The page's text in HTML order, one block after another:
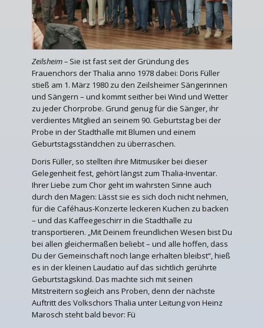
Zeilsheim – Sie ist fast seit der Gründung des
Frauenchors der Thalia anno 1978 dabei: Doris Füller
stieß am 1. März 1980 zu den Zeilsheimer Sängerinnen
und Sängern – und kommt seither bei Wind und Wetter
zu jeder Chorprobe. Grund genug für die Sänger, ihr
verdientes Mitglied an seinem 90. Geburtstag bei der
Probe in der Stadthalle mit Blumen und einem
Geburtstagsständchen zu überraschen.
Doris Füller, so stellten ihre Mitmusiker bei dieser
Gelegenheit fest, gehört längst zum Thalia-Inventar.
Ihrer Liebe zum Chor geht im wahrsten Sinne auch
durch den Magen: Lässt sie es sich doch nicht nehmen,
für die Caféhaus-Konzerte leckeren Kuchen zu backen
– und das Kaffeegeschirr in die Stadthalle zu
transportieren. „Mit Deinem freundlichen Wesen bist Du
bei allen gleichermaßen beliebt – und alle hoffen, dass
Du der Gemeinschaft noch lange erhalten bleibst“, hieß
es in der kleinen Laudatio auf das sichtlich gerührte
Geburtstagskind. Das machte sich mit seinen
Mitstreitern sogleich ans Proben, denn der nächste
Auftritt des Volkschors Thalia unter Leitung von Heinz
Marosch steht bald bevor: Fü